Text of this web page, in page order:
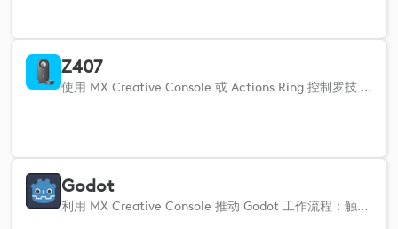
Z407
使用 MX Creative Console 或 Actions Ring 控制罗技 Z407 蓝牙音箱。
Godot
利用 MX Creative Console 推动 Godot 工作流程：触发操作、调整节点并加快创建速度。